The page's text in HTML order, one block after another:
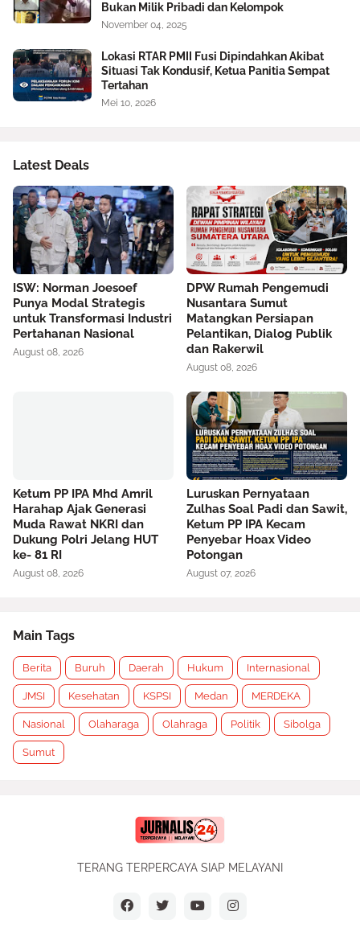
Bukan Milik Pribadi dan Kelompok
November 04, 2025
Lokasi RTAR PMII Fusi Dipindahkan Akibat
Situasi Tak Kondusif, Ketua Panitia Sempat
Tertahan
Mei 10, 2026
Latest Deals
ISW: Norman Joesoef
Punya Modal Strategis
untuk Transformasi Industri
Pertahanan Nasional
August 08, 2026
DPW Rumah Pengemudi
Nusantara Sumut
Matangkan Persiapan
Pelantikan, Dialog Publik
dan Rakerwil
August 08, 2026
Ketum PP IPA Mhd Amril
Harahap Ajak Generasi
Muda Rawat NKRI dan
Dukung Polri Jelang HUT
ke- 81 RI
August 08, 2026
Luruskan Pernyataan
Zulhas Soal Padi dan Sawit,
Ketum PP IPA Kecam
Penyebar Hoax Video
Potongan
August 07, 2026
Main Tags
Berita Buruh Daerah Hukum Internasional
JMSI Kesehatan KSPSI Medan MERDEKA
Nasional Olaharaga Olahraga Politik Sibolga
Sumut
TERANG TERPERCAYA SIAP MELAYANI